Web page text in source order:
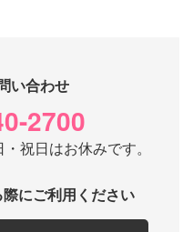
い合わせ
2700
祝日はお休みです。
にご利用ください